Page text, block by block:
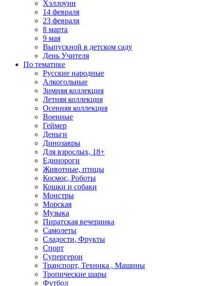
Хэллоуин
14 февраля
23 февраля
8 марта
9 мая
Выпускной в детском саду
День Учителя
По тематике
Русские народные
Алкогольные
Зимняя коллекция
Летняя коллекция
Осенняя коллекция
Военные
Геймер
Деньги
Динозавры
Для взрослых, 18+
Единороги
Животные, птицы
Космос, Роботы
Кошки и собаки
Монстры
Морская
Музыка
Пиратская вечеринка
Самолеты
Сладости, Фрукты
Спорт
Супергерои
Транспорт, Техника , Машины
Тропические шары
Футбол